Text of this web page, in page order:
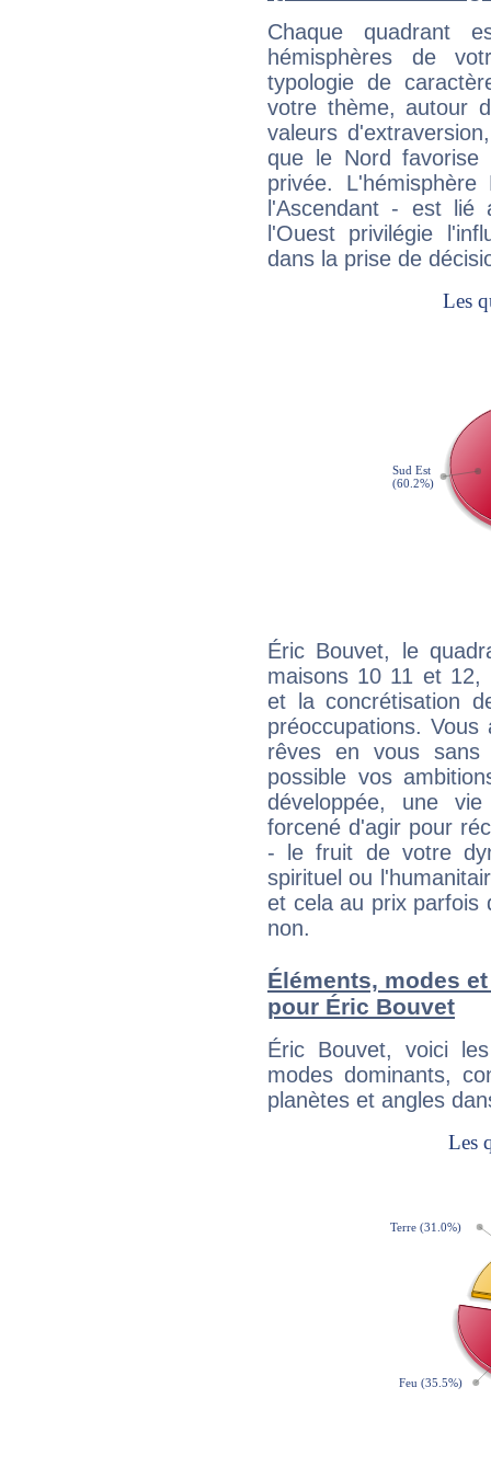
Chaque quadrant
hémisphères de
typologie de
votre thème, autour
valeurs
que le Nord favorise
privée.
l'Ascendant - est
l'Ouest privilégie
dans la prise de
Éric Bouvet, le
maisons 10 11 et 12,
et la concrétisation
préoccupations.
rêves en vous sans
possible vos
développée, une
forcené d'agir pour
- le fruit de votre
spirituel ou
et cela au prix parfois
non.
Éléments, modes
pour Éric Bouvet
Éric Bouvet, voici
modes dominants,
planètes et angles